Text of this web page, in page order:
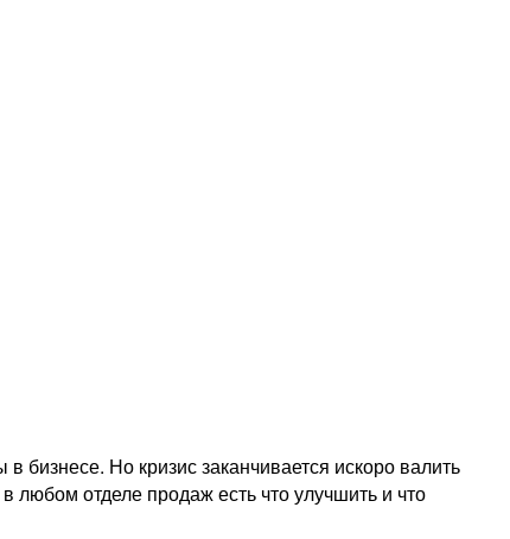
бизнесе. Но кризис заканчивается искоро валить
любом отделе продаж есть что улучшить и что